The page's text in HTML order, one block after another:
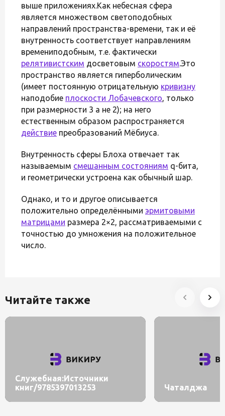
выше приложениях.Как небесная сфера
является множеством светоподобных
направлений пространства-времени, так и её
внутренность соответствует направлениям
времениподобным, т.е. фактически
релятивистским досветовым скоростям.Это
пространство является гиперболическим
(имеет постоянную отрицательную кривизну
наподобие плоскости Лобачевского, только
при размерности 3 а не 2); на него
естественным образом распространяется
действие преобразований Мёбиуса.
Внутренность сферы Блоха отвечает так
называемым смешанным состояниям q-бита,
и геометрически устроена как обычный шар.
Однако, и то и другое описывается
положительно определёнными эрмитовыми
матрицами размера 2×2, рассматриваемыми с
точностью до умножения на положительное
число.
Читайте также
Служебная:Источники
книг/9785397013253
Чаталджа